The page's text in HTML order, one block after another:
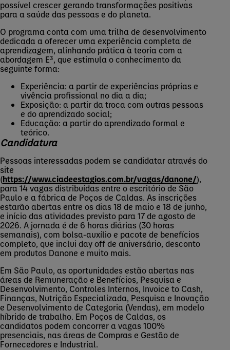
possível crescer gerando transformações positivas
para a saúde das pessoas e do planeta.
O programa conta com uma trilha de desenvolvimento
dedicada a oferecer uma experiência completa de
aprendizagem, alinhando prática à teoria com a
abordagem E³, que estimula o conhecimento da
seguinte forma:
Experiência: a partir de experiências próprias e
vivência profissional no dia a dia;
Exposição: a partir da troca com outras pessoas
e do aprendizado social;
Educação: a partir do aprendizado formal e
teórico.
Candidatura
Pessoas interessadas podem se candidatar através do
site
(https://www.ciadeestagios.com.br/vagas/danone/),
para 14 vagas distribuídas entre o escritório de São
Paulo e a fábrica de Poços de Caldas. As inscrições
estarão abertas entre os dias 18 de maio e 18 de junho,
e início das atividades previsto para 17 de agosto de
2026. A jornada é de 6 horas diárias (30 horas
semanais), com bolsa-auxílio e pacote de benefícios
completo, que inclui dayoff de aniversário, desconto
em produtos Danone e muito mais.
Em São Paulo, as oportunidades estão abertas nas
áreas de Remuneração e Benefícios, Pesquisa e
Desenvolvimento, Controles Internos, Invoice to Cash,
Finanças, Nutrição Especializada, Pesquisa e Inovação
e Desenvolvimento de Categoria (Vendas), em modelo
híbrido de trabalho. Em Poços de Caldas, os
candidatos podem concorrer a vagas 100%
presenciais, nas áreas de Compras e Gestão de
Fornecedores e Industrial.